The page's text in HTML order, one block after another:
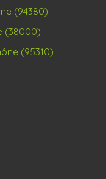
(94380)
(38000)
(95310)